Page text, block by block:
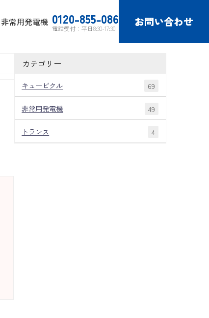
非常用発電機 0120-855-086
電話受付：平日8:30-17:30 お問い合わせ
カテゴリー
キュービクル 69
非常用発電機 49
トランス 4